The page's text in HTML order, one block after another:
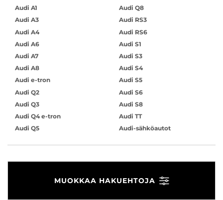
Audi A1
Audi A3
Audi A4
Audi A6
Audi A7
Audi A8
Audi e-tron
Audi Q2
Audi Q3
Audi Q4 e-tron
Audi Q5
Audi Q8
Audi RS3
Audi RS6
Audi S1
Audi S3
Audi S4
Audi S5
Audi S6
Audi S8
Audi TT
Audi-sähköautot
MUOKKAA HAKUEHTOJA